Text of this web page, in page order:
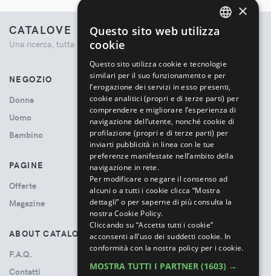
CATALOVE
Una ricerca, tutta la moda.
NEGOZIO
Donna
Uomo
Bambino
PAGINE
Offerte
Magazine
ABOUT CATALOVE
F.A.Q.
Contatti
×
Questo sito web utilizza
cookie
Questo sito utilizza cookie e tecnologie
similari per il suo funzionamento e per
l’erogazione dei servizi in esso presenti,
cookie analitici (propri e di terze parti) per
comprendere e migliorare l’esperienza di
navigazione dell’utente, nonché cookie di
profilazione (propri e di terze parti) per
inviarti pubblicità in linea con le tue
preferenze manifestate nell’ambito della
navigazione in rete.
Per modificare o negare il consenso ad
alcuni o a tutti i cookie clicca “Mostra
dettagli” o per saperne di più consulta la
nostra Cookie Policy.
Cliccando su “Accetta tutti i cookie”
acconsenti all’uso dei suddetti cookie. In
conformità con la nostra policy per i cookie.
MOSTRA TUTTI I PARTNER (1603) →